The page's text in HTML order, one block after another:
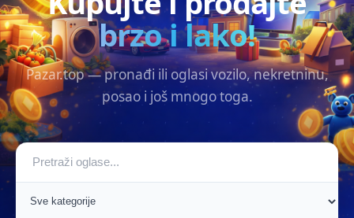
brzo i lako!
Pazar.top — pronađi ili oglasi vozilo, nekretninu,
posao i još mnogo toga.